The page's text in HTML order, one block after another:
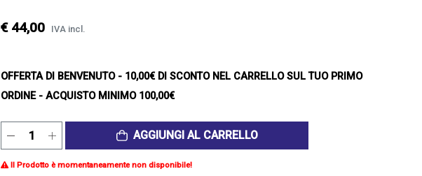
€ 44,00 IVA incl.
OFFERTA DI BENVENUTO- 10,00€ DI SCONTO NEL CARRELLO SUL TUO PRIMO
ORDINE - ACQUISTO MINIMO 100,00€
AGGIUNGI AL CARRELLO
Il Prodotto è momentaneamente non disponibile!